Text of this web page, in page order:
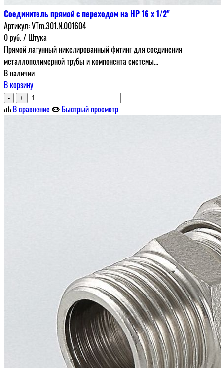
Соединитель прямой с переходом на НР 16 х 1/2"
Артикул:VTm.301.N.001604
0руб./ Штука
Прямой латунный никелированный фитинг для соединения
металлополимерной трубы и компонента системы...
В наличии
В корзину
- +
В сравнение Быстрый просмотр